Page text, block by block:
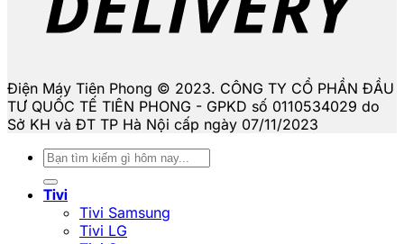
Điện Máy Tiên Phong © 2023. CÔNG TY CỔ PHẦN ĐẦU
TƯ QUỐC TẾ TIÊN PHONG - GPKD số 0110534029 do
Sở KH và ĐT TP Hà Nội cấp ngày 07/11/2023
Tìm
kiếm:
Tivi
Tivi Samsung
Tivi LG